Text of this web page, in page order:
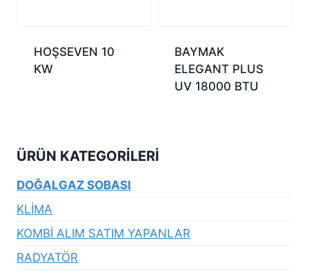
HOŞSEVEN 10
KW
BAYMAK
ELEGANT PLUS
UV 18000 BTU
ÜRÜN KATEGORILERI
DOĞALGAZ SOBASI
KLİMA
KOMBİ ALIM SATIM YAPANLAR
RADYATÖR